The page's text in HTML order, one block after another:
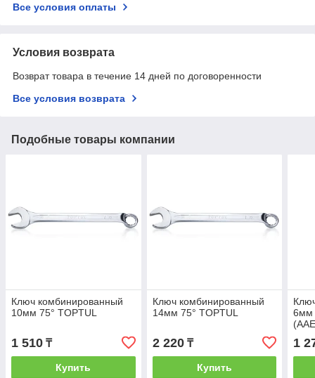
Все условия оплаты
Условия возврата
Возврат товара в течение 14 дней по договоренности
Все условия возврата
Подобные товары компании
Ключ комбинированный
10мм 75° TOPTUL
1 510 ₸
Купить
Ключ комбинированный
14мм 75° TOPTUL
2 220₸
Купить
6мм
1